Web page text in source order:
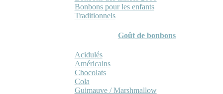
Bonbons pour les enfants
Traditionnels
Goût de bonbons
Acidulés
Américains
Chocolats
Cola
Guimauve / Marshmallow